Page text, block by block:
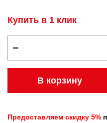
Купить в 1 клик
В корзину
Предоставляем скидку 5%